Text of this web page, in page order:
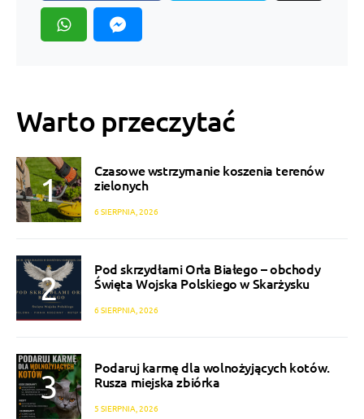
Warto przeczytać
Czasowe wstrzymanie koszenia terenów
zielonych
6 SIERPNIA, 2026
Pod skrzydłami Orła Białego – obchody
Święta Wojska Polskiego w Skarżysku
6 SIERPNIA, 2026
Podaruj karmę dla wolnożyjących kotów.
Rusza miejska zbiórka
5 SIERPNIA, 2026